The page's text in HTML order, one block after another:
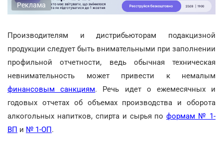
Реклама
Производителям и дистрибьюторам подакцизной
продукции следует быть внимательными при заполнении
профильной отчетности, ведь обычная техническая
невнимательность может привести к немалым
финансовым санкциям. Речь идет о ежемесячных и
годовых отчетах об объемах производства и оборота
алкогольных напитков, спирта и сырья поформам № 1-
ВП и № 1-ОП.